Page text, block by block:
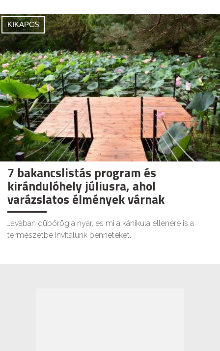
KIKAPCS
7 bakancslistás program és
kirándulóhely júliusra, ahol
varázslatos élmények várnak
Javában dübörög a nyár, és mi a kánikula ellenére is a
természetbe invitálunk benneteket.